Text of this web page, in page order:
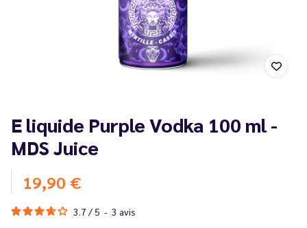
E liquide Purple Vodka 100 ml -
MDS Juice
19,90 €
3.7 / 5 - 3 avis